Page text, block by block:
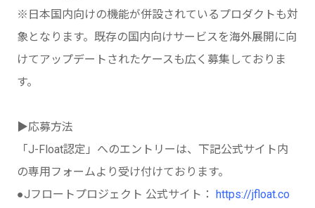
※日本国内向けの機能が併設されているプロダクトも対
象となります。既存の国内向けサービスを海外展開に向
けてアップデートされたケースも広く募集しておりま
す。
▶︎応募方法
「J-Float認定」へのエントリーは、下記公式サイト内
の専用フォームより受け付けております。
●Jフロートプロジェクト 公式サイト： https://jfloat.co